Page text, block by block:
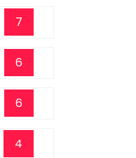
7
6
6
4